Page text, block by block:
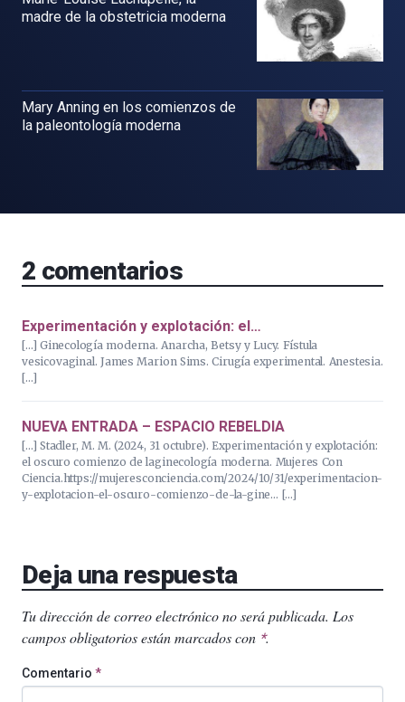
madre de la obstetricia moderna
Mary Anning en los comienzos de
la paleontología moderna
2 comentarios
Experimentación y explotación: el…
[…] Ginecología moderna. Anarcha, Betsy y Lucy. Fístula
vesicovaginal. James Marion Sims. Cirugía experimental. Anestesia.
[…]
NUEVA ENTRADA – ESPACIO REBELDIA
[…] Stadler, M. M. (2024, 31 octubre). Experimentación y explotación:
el oscuro comienzo de laginecología moderna. Mujeres Con
Ciencia.https://mujeresconciencia.com/2024/10/31/experimentacion-
y-explotacion-el-oscuro-comienzo-de-la-gine… […]
Deja una respuesta
Tu dirección de correo electrónico no será publicada. Los
campos obligatorios están marcados con *.
Comentario *